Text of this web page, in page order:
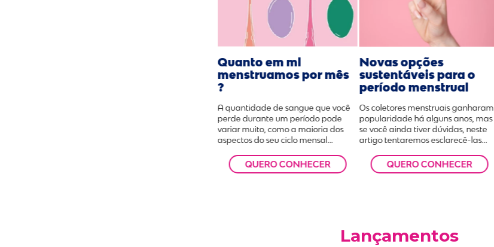
Quanto em ml
menstruamos por mês
?
A quantidade de sangue que você
perde durante um período pode
variar muito, como a maioria dos
aspectos do seu ciclo mensal...
QUERO CONHECER
Novas opções
sustentáveis para o
período menstrual
Os coletores menstruais ganharam
popularidade há alguns anos, mas
se você ainda tiver dúvidas, neste
artigo tentaremos esclarecê-las...
QUERO CONHECER
Lançamentos